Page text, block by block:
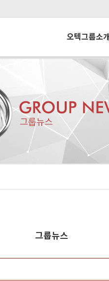
오텍그룹소개
그룹정보
그룹역사
CEO메시지
경영이념
CI 소개
그룹뉴스